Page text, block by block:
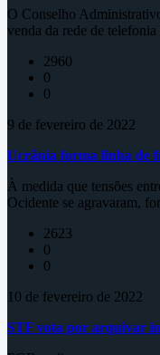
O Conselho
venda da rede de
2960
0
0
9 de fevereiro de 2022
Ucrânia forma linha de
À medida que tensões
Ocidente se agravaram,
2623
0
0
10 de fevereiro de 2022
STF vota por arquivar